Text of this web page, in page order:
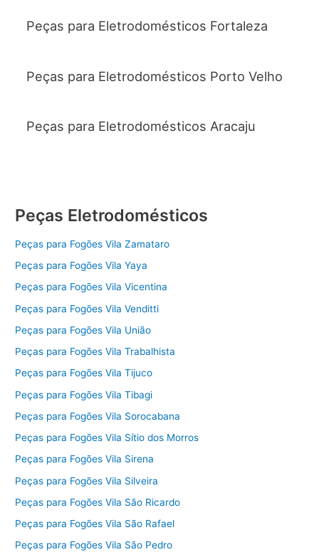
Peças para Eletrodomésticos Fortaleza
Peças para Eletrodomésticos Porto Velho
Peças para Eletrodomésticos Aracaju
Peças Eletrodomésticos
Peças para Fogões Vila Zamataro
Peças para Fogões Vila Yaya
Peças para Fogões Vila Vicentina
Peças para Fogões Vila Venditti
Peças para Fogões Vila União
Peças para Fogões Vila Trabalhista
Peças para Fogões Vila Tijuco
Peças para Fogões Vila Tibagi
Peças para Fogões Vila Sorocabana
Peças para Fogões Vila Sítio dos Morros
Peças para Fogões Vila Sirena
Peças para Fogões Vila Silveira
Peças para Fogões Vila São Ricardo
Peças para Fogões Vila São Rafael
Peças para Fogões Vila São Pedro